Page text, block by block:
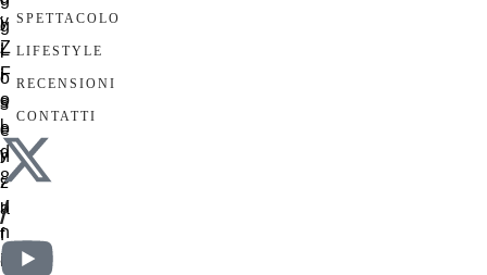
SPETTACOLO
LIFESTYLE
RECENSIONI
CONTATTI
/